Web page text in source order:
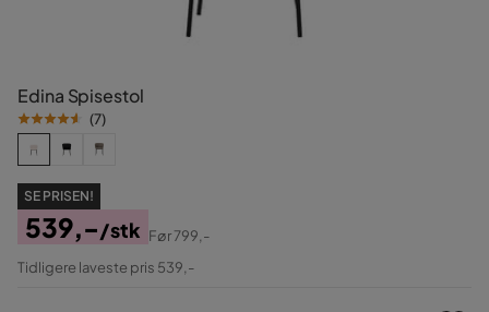
Edina Spisestol
(7)
SE PRISEN!
Pris
539,-/stk
Original
Før799,-
Tidligere laveste pris 539,-